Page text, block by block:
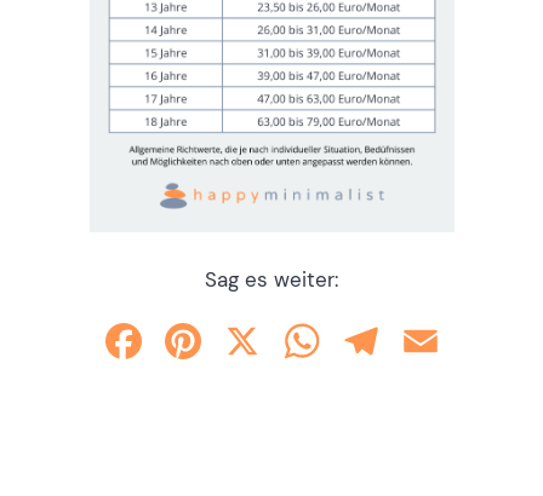
Sag es weiter:
FacebookPinterest WhatsAppTelegram